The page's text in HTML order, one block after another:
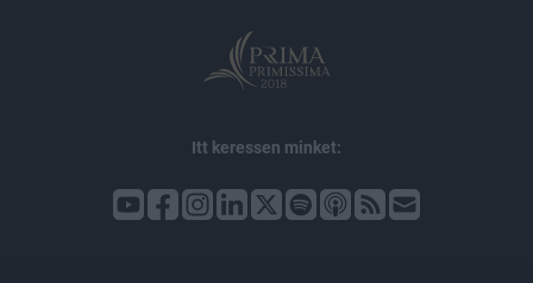
Itt keressen minket: